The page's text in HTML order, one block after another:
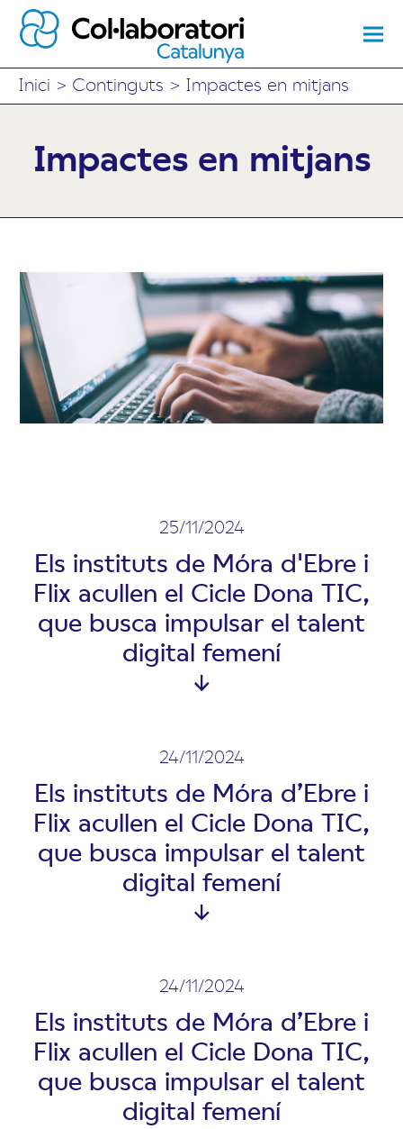
Inici > Continguts > Impactes en mitjans
Impactes en mitjans
25/11/2024
Els instituts de Móra d'Ebre i
Flix acullen el Cicle Dona TIC,
que busca impulsar el talent
digital femení
24/11/2024
Els instituts de Móra d’Ebre i
Flix acullen el Cicle Dona TIC,
que busca impulsar el talent
digital femení
24/11/2024
Els instituts de Móra d’Ebre i
Flix acullen el Cicle Dona TIC,
que busca impulsar el talent
digital femení